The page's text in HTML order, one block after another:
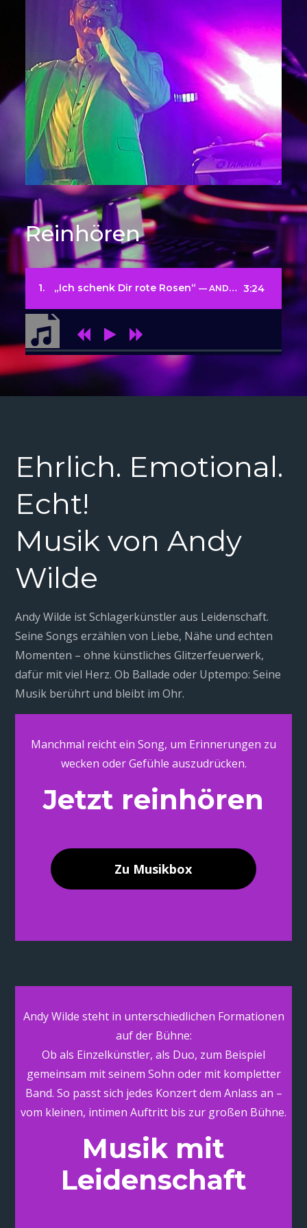
Reinhören
Player
1. „Ich schenk Dir rote Rosen“— ANDY WILDE 3:24
Ehrlich. Emotional.
Echt!
Musik von Andy
Wilde
Andy Wilde ist Schlagerkünstler aus Leidenschaft.
Seine Songs erzählen von Liebe, Nähe und echten
Momenten – ohne künstliches Glitzerfeuerwerk,
dafür mit viel Herz. Ob Ballade oder Uptempo: Seine
Musik berührt und bleibt im Ohr.
Manchmal reicht ein Song, um Erinnerungen zu
wecken oder Gefühle auszudrücken.
Jetzt reinhören
Zu Musikbox
Andy Wilde steht in unterschiedlichen Formationen
auf der Bühne:
Ob als Einzelkünstler, als Duo, zum Beispiel
gemeinsam mit seinem Sohn oder mit kompletter
Band. So passt sich jedes Konzert dem Anlass an –
vom kleinen, intimen Auftritt bis zur großen Bühne.
Musik mit
Leidenschaft